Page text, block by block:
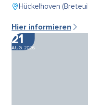
Hückelhoven
Hier informieren
21
AUG. 2026